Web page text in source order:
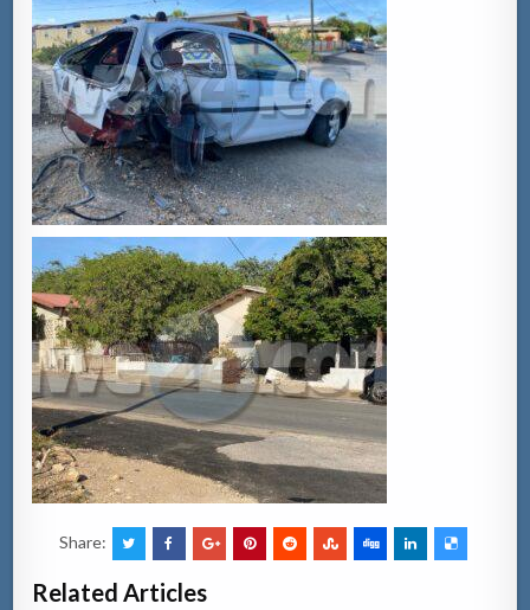
Share:
Related Articles